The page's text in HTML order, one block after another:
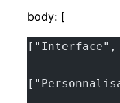
body: [
["Interface",